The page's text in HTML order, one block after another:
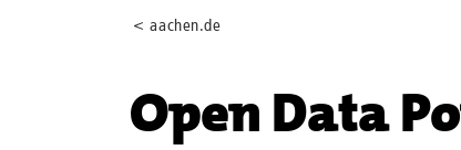
< aachen.de
Open Data